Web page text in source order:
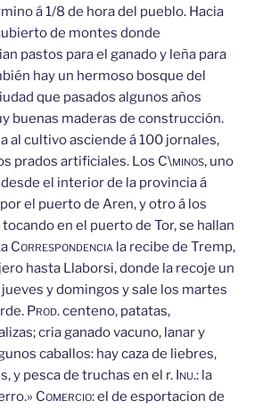
á 1/8 de hora del pueblo. Hacia
de montes donde
pastos para el ganado y leña para
hay un hermoso bosque del
que pasados algunos años
buenas maderas de construcción.
al cultivo asciende á 100 jornales,
prados artificiales. Los C\minos, uno
el interior de la provincia á
el puerto de Aren, y otro á los
en el puerto de Tor, se hallan
Correspondencia la recibe de Tremp,
hasta Llaborsi, donde la recoje un
y domingos y sale los martes
Prod.centeno, patatas,
cria ganado vacuno, lanar y
caballos: hay caza de liebres,
y pesca de truchas en el r. Inu.: la
Comercio:el de esportacion de